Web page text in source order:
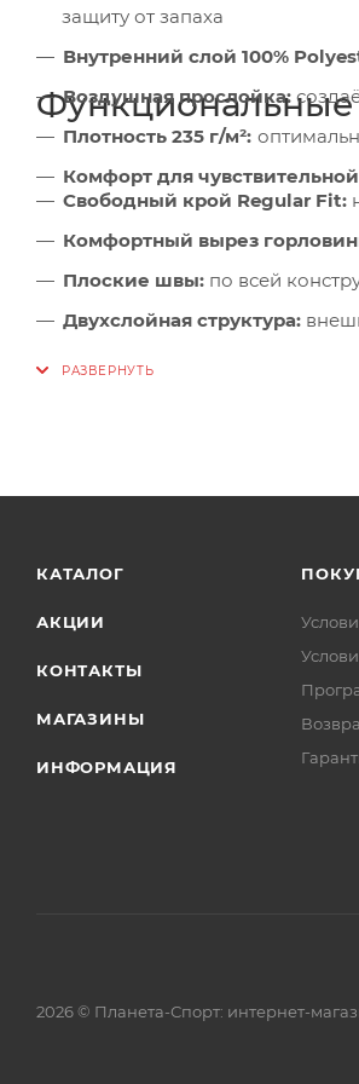
защиту от запаха
Внутренний слой 100%
Воздушная прослойка:
Плотность 235 г/м²:
Комфорт для
Функциональные
Свободный крой Regular Fit:
Комфортный вырез
Плоские швы: по всей
Двухслойная структура:
Естественная эластичность:
КАТАЛОГ
АКЦИИ
КОНТАКТЫ
МАГАЗИНЫ
ИНФОРМАЦИЯ
2026 © Планета-Спорт: интернет-